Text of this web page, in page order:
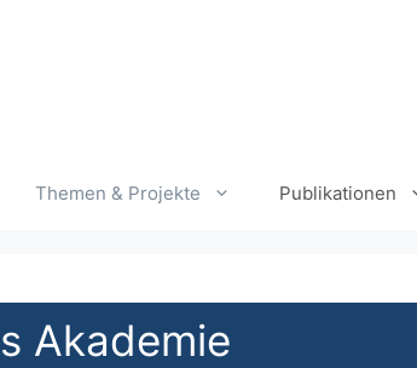
Themen & Projekte Publikationen
Akademie